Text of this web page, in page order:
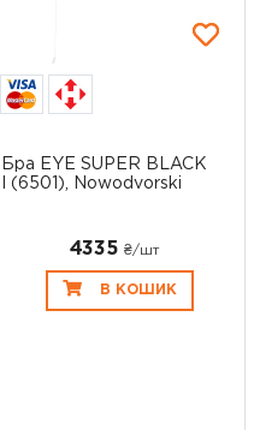
Бра EYE SUPER BLACK
I (6501), Nowodvorski
4335 ₴/шт
В КОШИК